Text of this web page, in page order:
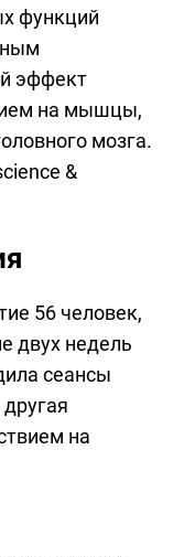
функций
эффект
на мышцы,
мозга.
&
56 человек,
двух недель
сеансы
на